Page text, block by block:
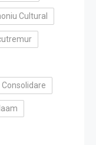
Cultural